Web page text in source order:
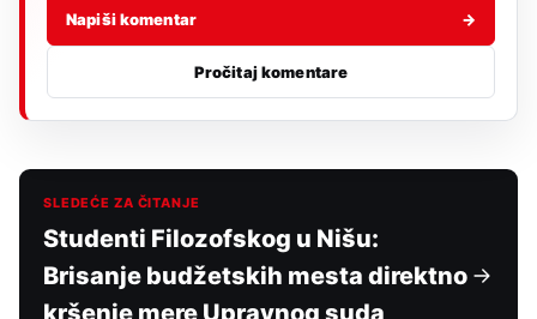
Napiši komentar →
Pročitaj komentare
SLEDEĆE ZA ČITANJE
Studenti Filozofskog u Nišu:
Brisanje budžetskih mesta direktno
kršenje mere Upravnog suda